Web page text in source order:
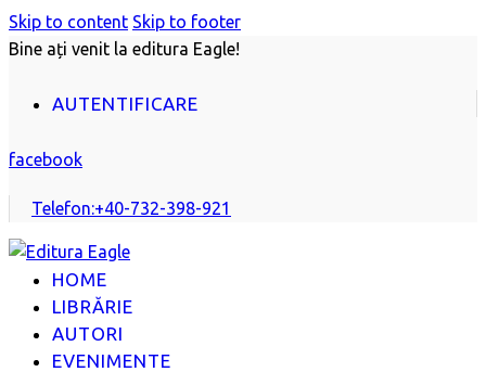
Skip to content Skip to footer
Bine ați venit la editura Eagle!
AUTENTIFICARE
facebook
Telefon:+40-732-398-921
HOME
LIBRĂRIE
AUTORI
EVENIMENTE